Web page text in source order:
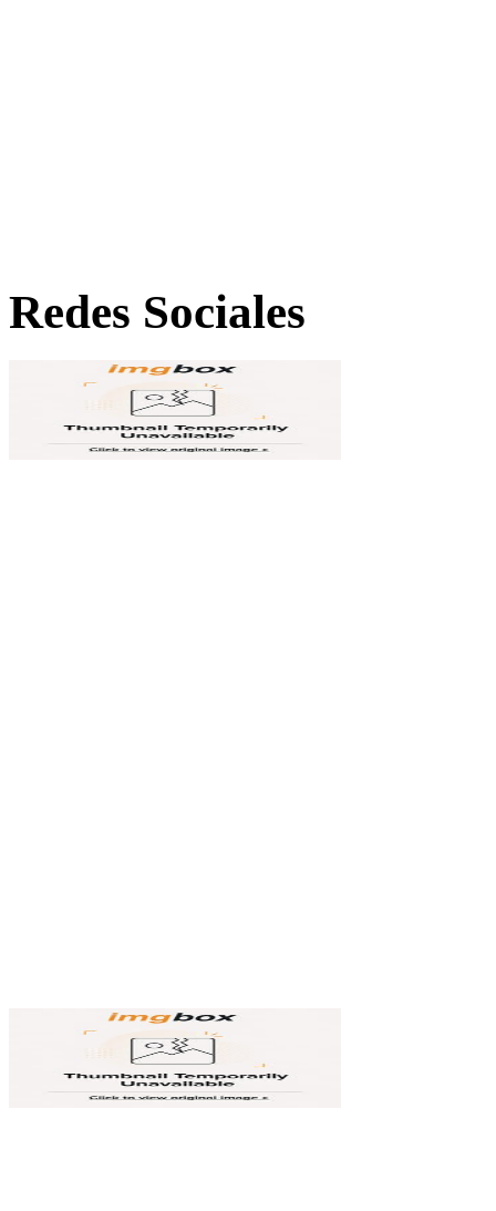
Redes Sociales